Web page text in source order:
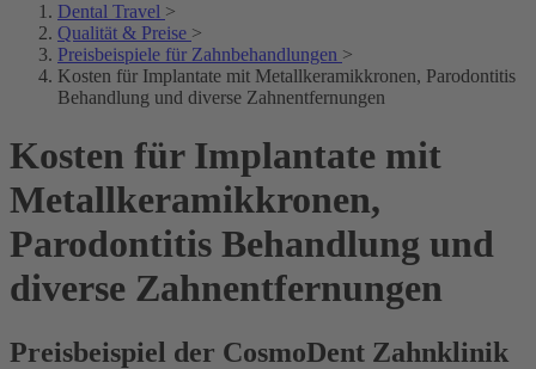
Dental Travel >
Qualität & Preise >
Preisbeispiele für Zahnbehandlungen >
Kosten für Implantate mit Metallkeramikkronen, Parodontitis
Behandlung und diverse Zahnentfernungen
Kosten für Implantate mit
Metallkeramikkronen,
Parodontitis Behandlung und
diverse Zahnentfernungen
Preisbeispiel der CosmoDent Zahnklinik